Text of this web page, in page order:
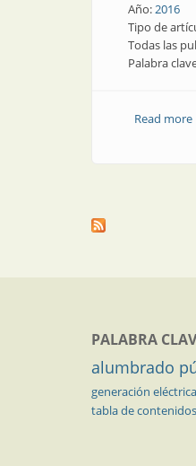
Año:2016
Tipo de
Todas las
Palabra
Read more
PALABRA
alumbrado
generación eléctrica
tabla de contenidos